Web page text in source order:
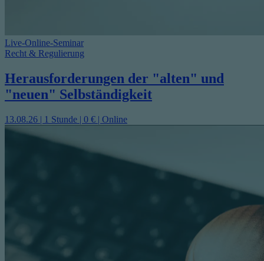
Live-Online-Seminar
Recht & Regulierung
Herausforderungen der "alten" und
"neuen" Selbständigkeit
13.08.26 | 1 Stunde | 0 € | Online